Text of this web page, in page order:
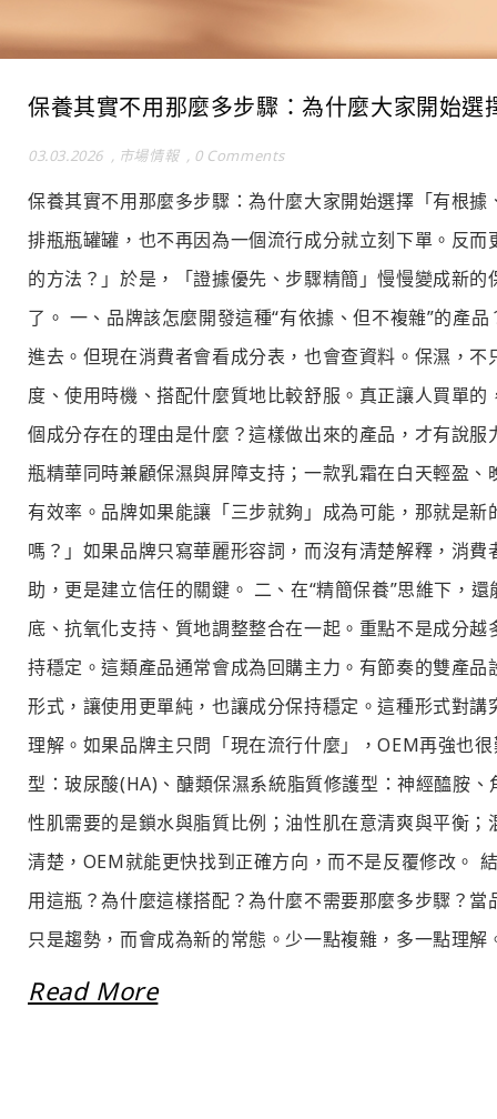
保養其實不用那麼多步驟：為什麼大家開始
03.03.2026 , 市場情報 , 0 Comments
保養其實不用那麼多步驟：為什麼大家開始選擇「有根
排瓶瓶罐罐，也不再因為一個流行成分就立刻下單。反
的方法？」於是，「證據優先、步驟精簡」慢慢變成新
了。 一、品牌該怎麼開發這種“有依據、但不複雜”的產
進去。但現在消費者會看成分表，也會查資料。保濕，
度、使用時機、搭配什麼質地比較舒服。真正讓人買單
個成分存在的理由是什麼？這樣做出來的產品，才有說
瓶精華同時兼顧保濕與屏障支持；一款乳霜在白天輕盈
有效率。品牌如果能讓「三步就夠」成為可能，那就是
嗎？」如果品牌只寫華麗形容詞，而沒有清楚解釋，消
助，更是建立信任的關鍵。 二、在“精簡保養”思維下，
底、抗氧化支持、質地調整整合在一起。重點不是成分
持穩定。這類產品通常會成為回購主力。有節奏的雙產
形式，讓使用更單純，也讓成分保持穩定。這種形式對
理解。如果品牌主只問「現在流行什麼」，OEM再強也
型：玻尿酸(HA)、醣類保濕系統脂質修護型：神經醯胺
性肌需要的是鎖水與脂質比例；油性肌在意清爽與平衡
清楚，OEM就能更快找到正確方向，而不是反覆修改。
用這瓶？為什麼這樣搭配？為什麼不需要那麼多步驟？
只是趨勢，而會成為新的常態。少一點複雜，多一點理
Read More